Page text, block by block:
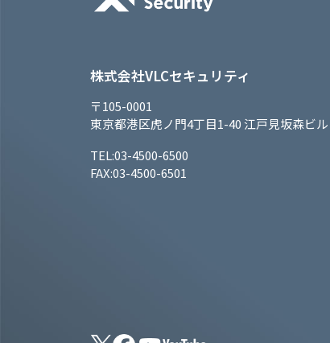
株式会社VLCセキュリティ
〒105-0001
東京都港区虎ノ門4丁目1-40 江戸見坂森ビル
TEL:03-4500-6500
FAX:03-4500-6501